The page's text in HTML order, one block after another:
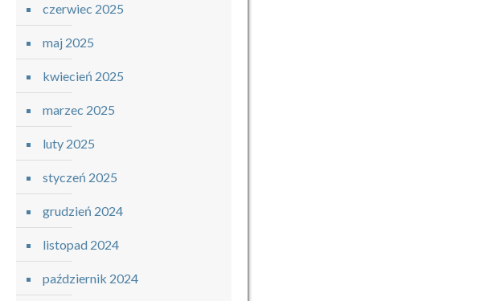
czerwiec 2025
maj 2025
kwiecień 2025
marzec 2025
luty 2025
styczeń 2025
grudzień 2024
listopad 2024
październik 2024